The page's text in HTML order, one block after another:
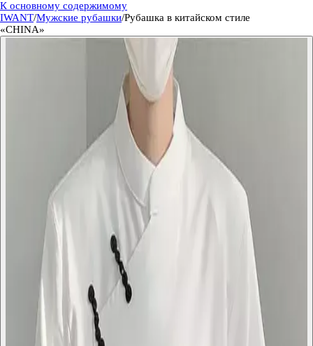
К основному содержимому
IWANT/Мужские рубашки/Рубашка в китайском стиле
«CHINA»